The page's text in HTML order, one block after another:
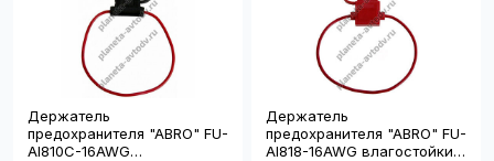
Держатель
предохранителя "ABRO" FU-
AI810C-16AWG
Держатель
предохранителя "ABRO" FU-
AI818-16AWG влагостойкий